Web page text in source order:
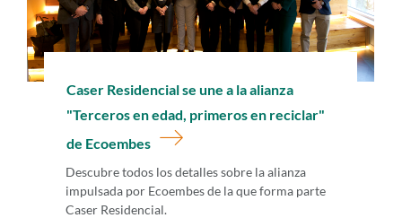
Caser Residencial se une a la alianza
"Terceros en edad, primeros en reciclar"
de Ecoembes
Descubre todos los detalles sobre la alianza
impulsada por Ecoembes de la que forma parte
Caser Residencial.